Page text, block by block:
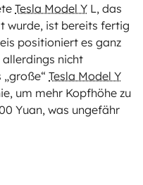
Tesla Model Y L, das
wurde, ist bereits fertig
positioniert es ganz
nicht
Tesla Model Y
um mehr Kopfhöhe zu
Yuan, was ungefähr